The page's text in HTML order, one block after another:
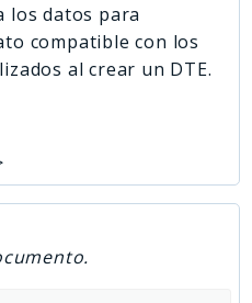
los datos para
compatible con los
al crear un DTE.